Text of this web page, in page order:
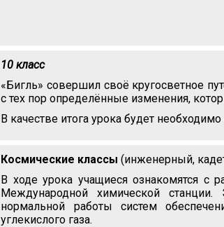
10 класс
«Бигль» совершил своё кругосветное
с тех пор определённые изменения,
В качестве итога урока будет
Космические классы (инженерный,
В ходе урока учащиеся ознакомятся с
Международной химической
нормальной работы систем
углекислого газа.